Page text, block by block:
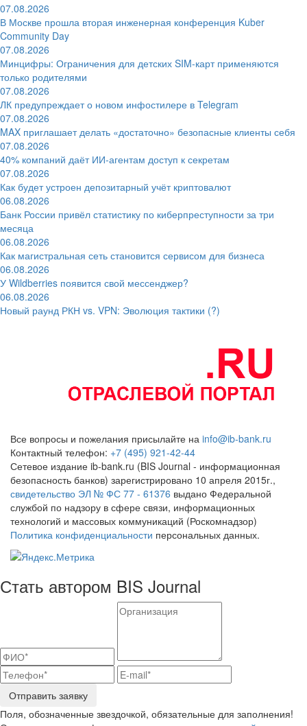
07.08.2026
В Москве прошла вторая инженерная конференция Kuber
Community Day
07.08.2026
Минцифры: Ограничения для детских SIM-карт применяются
только родителями
07.08.2026
ЛК предупреждает о новом инфостилере в Telegram
07.08.2026
MAX приглашает делать «достаточно» безопасные клиенты себя
07.08.2026
40% компаний даёт ИИ‑агентам доступ к секретам
07.08.2026
Как будет устроен депозитарный учёт криптовалют
06.08.2026
Банк России привёл статистику по киберпреступности за три
месяца
06.08.2026
Как магистральная сеть становится сервисом для бизнеса
06.08.2026
У Wildberries появится свой мессенджер?
06.08.2026
Новый раунд РКН vs. VPN: Эволюция тактики (?)
Все вопросы и пожелания присылайте на info@ib-bank.ru
Контактный телефон: +7 (495) 921-42-44
Сетевое издание ib-bank.ru (BIS Journal - информационная
безопасность банков) зарегистрировано 10 апреля 2015г.,
свидетельство ЭЛ № ФС 77 - 61376 выдано Федеральной
службой по надзору в сфере связи, информационных
технологий и массовых коммуникаций (Роскомнадзор)
Политика конфиденциальности персональных данных.
Стать автором BIS Journal
Отправить заявку
Поля, обозначенные звездочкой, обязательные для заполнения!